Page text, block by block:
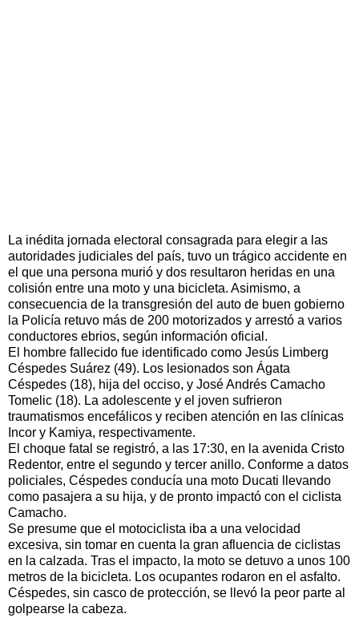
La inédita jornada electoral consagrada para elegir a las
autoridades judiciales del país, tuvo un trágico accidente en
el que una persona murió y dos resultaron heridas en una
colisión entre una moto y una bicicleta. Asimismo, a
consecuencia de la transgresión del auto de buen gobierno
la Policía retuvo más de 200 motorizados y arrestó a varios
conductores ebrios, según información oficial.
El hombre fallecido fue identificado como Jesús Limberg
Céspedes Suárez (49). Los lesionados son Ágata
Céspedes (18), hija del occiso, y José Andrés Camacho
Tomelic (18). La adolescente y el joven sufrieron
traumatismos encefálicos y reciben atención en las clínicas
Incor y Kamiya, respectivamente.
El choque fatal se registró, a las 17:30, en la avenida Cristo
Redentor, entre el segundo y tercer anillo. Conforme a datos
policiales, Céspedes conducía una moto Ducati llevando
como pasajera a su hija, y de pronto impactó con el ciclista
Camacho.
Se presume que el motociclista iba a una velocidad
excesiva, sin tomar en cuenta la gran afluencia de ciclistas
en la calzada. Tras el impacto, la moto se detuvo a unos 100
metros de la bicicleta. Los ocupantes rodaron en el asfalto.
Céspedes, sin casco de protección, se llevó la peor parte al
golpearse la cabeza.